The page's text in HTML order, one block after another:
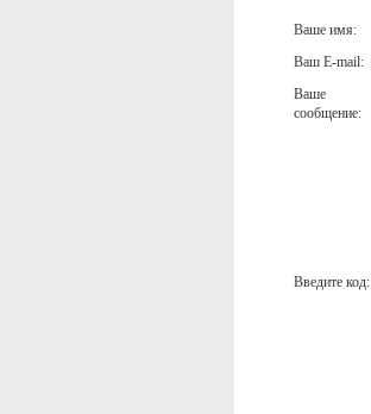
Ваше имя:
Ваш E-mail:
Ваше
сообщение:
Введите код: